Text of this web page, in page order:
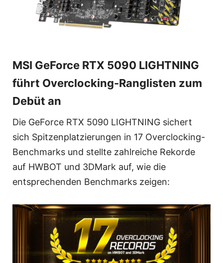
MSI GeForce RTX 5090 LIGHTNING
führt Overclocking-Ranglisten zum
Debüt an
Die GeForce RTX 5090 LIGHTNING sichert
sich Spitzenplatzierungen in 17 Overclocking-
Benchmarks und stellte zahlreiche Rekorde
auf HWBOT und 3DMark auf, wie die
entsprechenden Benchmarks zeigen: